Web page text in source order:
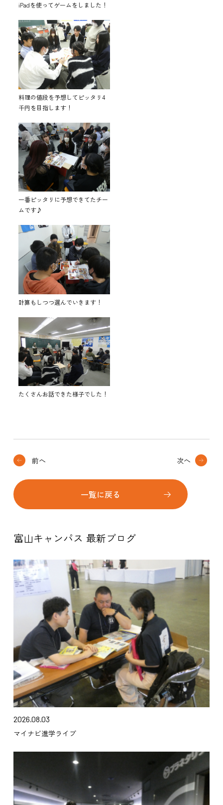
iPadを使ってゲームをしました！
料理の値段を予想してピッタリ4
千円を目指します！
一番ピッタリに予想できてたチー
ムです♪
計算もしつつ選んでいきます！
たくさんお話できた様子でした！
前へ
一覧に戻る
次へ
富山キャンパス 最新ブログ
2026.08.03
マイナビ進学ライブ